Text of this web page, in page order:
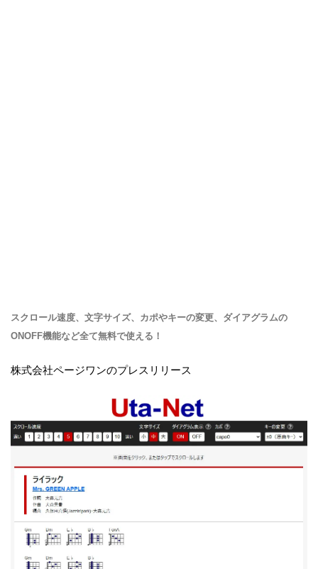
スクロール速度、文字サイズ、カポやキーの変更、ダイアグラムの
ONOFF機能など全て無料で使える！
株式会社ページワンのプレスリリース